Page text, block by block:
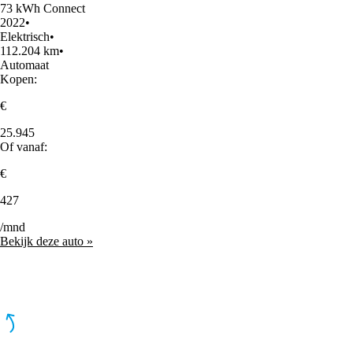
73 kWh Connect
2022•
Elektrisch•
112.204 km•
Automaat
Kopen:
€
25.945
Of vanaf:
€
427
/mnd
Bekijk deze auto »